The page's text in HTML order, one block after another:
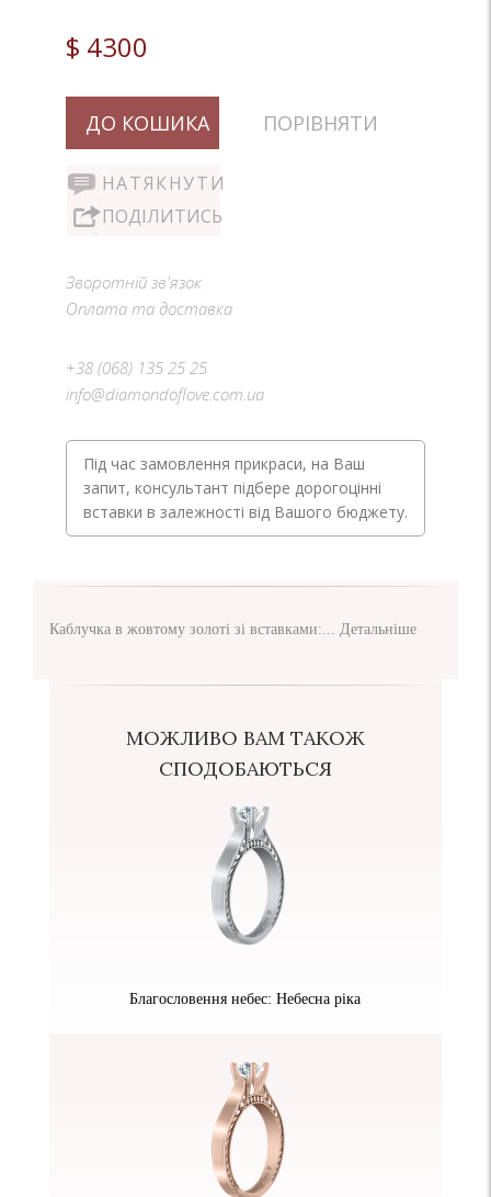
$ 4300
ДО КОШИКА ПОРІВНЯТИ
НАТЯКНУТИ
ПОДІЛИТИСЬ
Зворотній зв'язок
Оплата та доставка
+38 (068) 135 25 25
info@diamondoflove.com.ua
Під час замовлення прикраси, на Ваш
запит, консультант підбере дорогоцінні
вставки в залежності від Вашого бюджету.
Каблучка в жовтому золоті зі вставками:... Детальніше
МОЖЛИВО ВАМ ТАКОЖ
СПОДОБАЮТЬСЯ
Благословення небес: Небесна ріка